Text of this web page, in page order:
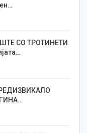
СО ТРОТИНЕТИ